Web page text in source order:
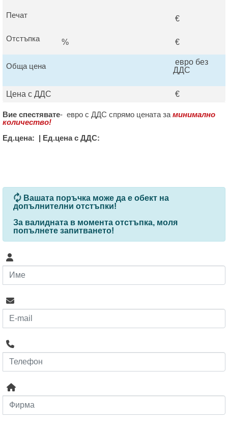
Печат €
Отстъпка % €
Обща цена
евро без
ДДС
Цена с ДДС €
Вие спестявате- евро с ДДС спрямо цената за минимално
количество!
Ед.цена: | Ед.цена с ДДС:
За определени продукти и количества се ползват
Вашата поръчка може да е обект на
допълнителни отстъпки!
За валидната в момента отстъпка, моля
попълнете запитването!